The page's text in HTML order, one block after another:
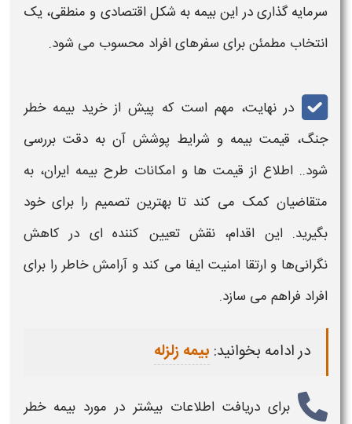
سرمایه‌ گذاری در اینبیمه به شکل اقتصادی و منطقی، یک
انتخاب مطمئن برای سفرهای افراد محسوب می‌ شود.
در نهایت، مهم است که پیش از خرید بیمه خطر
جنگ، قیمت بیمه و شرایط پوشش آن به دقت بررسی
شود.. اطلاع از قیمت‌ ها و امکانات طرح بیمه ایران، به
متقاضیان کمک می‌ کند تا بهترین تصمیم را برای خود
بگیرید. این اقدام، نقش تعیین‌ کننده‌ ای در کاهش
نگرانی‌ها و ارتقا امنیت ایفا می‌ کند و آرامش خاطر را برای
افراد فراهم می‌ سازد.
در ادامه بخوانید: بیمه زلزله
برای دریافت اطلاعات بیشتر در مورد بیمه خطر